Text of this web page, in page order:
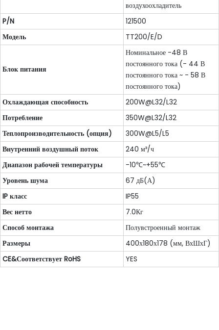
воздухоохладитель
P/N
121500
Модель
TT200/E/D
Блок питания
Номинальное -48 В
постоянного тока (- 44 В
постоянного тока ~ - 58 В
постоянного тока)
Охлаждающая способность
200W@L32/L32
Потребление
350W@L32/L32
Теплопроизводительность (опция)
300W@L5/L5
Внутренний воздушный поток
240 м³/ч
Диапазон рабочей температуры
-10℃~+55℃
Уровень шума
67 дБ(А)
IP класс
IP55
Вес нетто
7.0Кг
Способ монтажа
Полувстроенный монтаж
Размеры
400х180х178 (мм, ВхШхГ)
CE&Соответствует RoHS
YES